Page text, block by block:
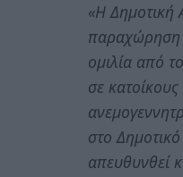
«Η Δημοτική
παραχώρηση
ομιλία από
σε
στο
απευθυνθεί